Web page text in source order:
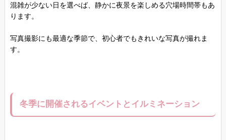
混雑が少ない日を選べば、静かに夜景を楽しめる穴場時間帯もあ
ります。
写真撮影にも最適な季節で、初心者でもきれいな写真が撮れま
す。
冬季に開催されるイベントとイルミネーション